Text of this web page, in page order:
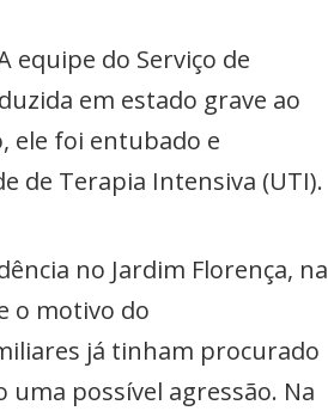
do Serviço de
em estado grave ao
ele foi entubado e
de Terapia Intensiva (UTI).
no Jardim Florença, na
o motivo do
já tinham procurado
possível agressão. Na